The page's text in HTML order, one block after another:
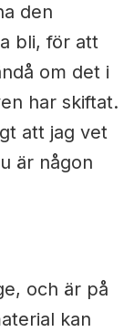
den
bli, för att
om det i
har skiftat.
att jag vet
är någon
och är på
kan